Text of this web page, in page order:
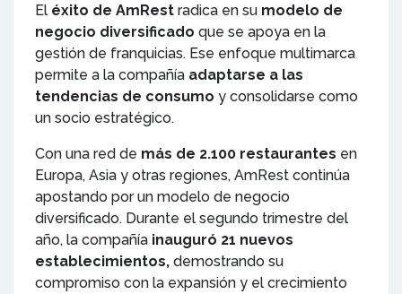
El éxito de AmRest radica en su modelo de
negocio diversificado que se apoya en la
gestión de franquicias. Ese enfoque multimarca
permite a la compañía adaptarse a las
tendencias de consumo y consolidarse como
un socio estratégico.
Con una red de más de 2.100 restaurantes en
Europa, Asia y otras regiones, AmRest continúa
apostando por un modelo de negocio
diversificado. Durante el segundo trimestre del
año, la compañía inauguró 21 nuevos
establecimientos, demostrando su
compromiso con la expansión y el crecimiento